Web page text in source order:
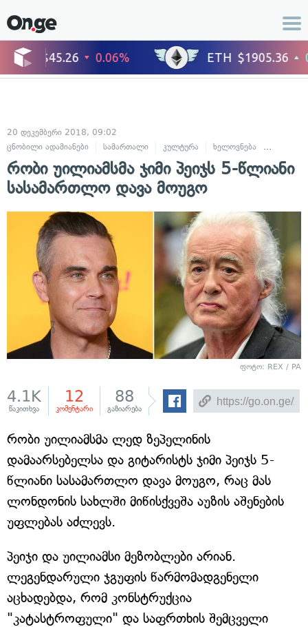
20 დეკემბერი 2018, 09:02
ცნობილი ადამიანები
სამართალი კულტურა ხელოვნება
რობი უილიამსმა ჯიმი პეიჯს 5-წლიანი
სასამართლო დავა მოუგო
ფოტო: REX / PA
4.1K
წაკითხვა
12
კომენტარი
88
გაზიარება
რობი უილიამსმა ლედ ზეპელინის
დამაარსებელსა და გიტარისტს ჯიმი პეიჯს 5-
წლიანი სასამართლო დავა მოუგო, რაც მას
ლონდონის სახლში მიწისქვეშა აუზის აშენების
უფლებას აძლევს.
პეიჯი და უილიამსი მეზობლები არიან.
ლეგენდარული ჯგუფის წარმომადგენელი
აცხადებდა, რომ კონსტრუქცია
"კატასტროფული" და საფრთხის შემცველი